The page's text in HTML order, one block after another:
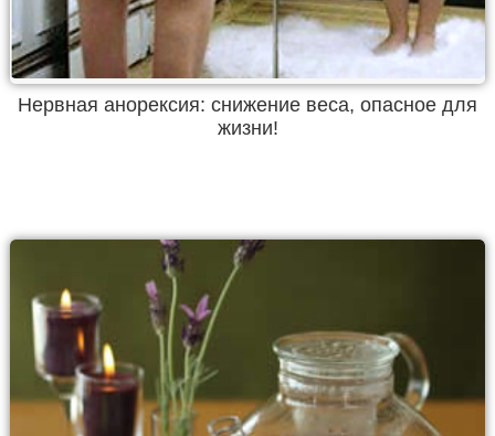
Нервная анорексия: снижение веса, опасное для
жизни!